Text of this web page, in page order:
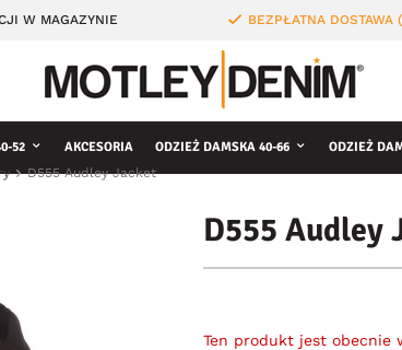
W MAGAZYNIE BEZPŁATNA
52 AKCESORIA ODZIEŻ DAMSKA 40-66 ODZIEŻ
D555 Audley Jacket
D555 Audley
Ten produkt jest obecnie